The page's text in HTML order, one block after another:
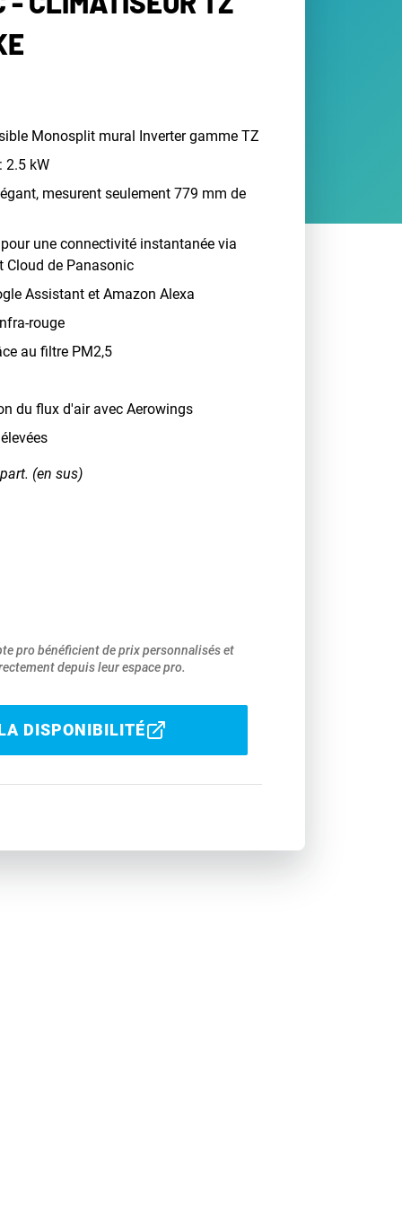
Monosplit mural Inverter gamme TZ
2.5 kW
mesurent seulement 779 mm de
une connectivité instantanée via
Cloud de Panasonic
Assistant et Amazon Alexa
rouge
au filtre PM2,5
du flux d'air avec Aerowings
(en sus)
pro bénéficient de prix personnalisés et
depuis leur espace pro.
DISPONIBILITÉ